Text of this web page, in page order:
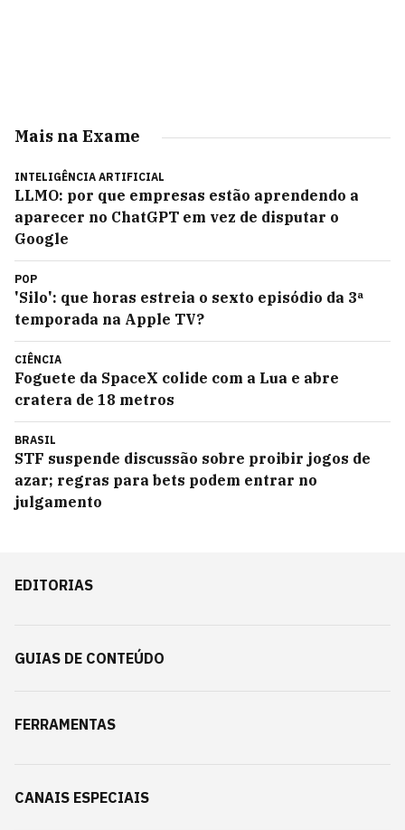
Mais na Exame
INTELIGÊNCIA ARTIFICIAL
LLMO: por que empresas estão aprendendo a
aparecer no ChatGPT em vez de disputar o
Google
POP
'Silo': que horas estreia o sexto episódio da 3ª
temporada na Apple TV?
CIÊNCIA
Foguete da SpaceX colide com a Lua e abre
cratera de 18 metros
BRASIL
STF suspende discussão sobre proibir jogos de
azar; regras para bets podem entrar no
julgamento
EDITORIAS
GUIAS DE CONTEÚDO
FERRAMENTAS
CANAIS ESPECIAIS